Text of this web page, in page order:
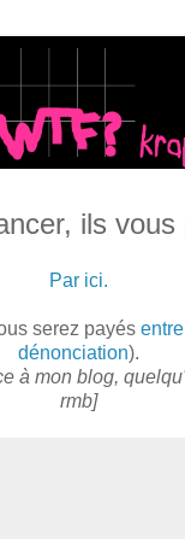
ils vous
Par ici.
serez payés
dénonciation).
à mon blog,
rmb]